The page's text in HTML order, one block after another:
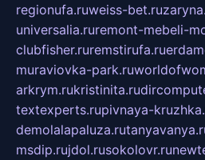
regionufa.ruweiss-bet.ru
universalia.ruremont-mebeli-
clubfisher.ruremstirufa.ru
muraviovka-park.ru
arkrym.rukristinita.ru
textexperts.rupivnaya-
demolalapaluza.ru
msdip.rujdol.rusokolovr.ru